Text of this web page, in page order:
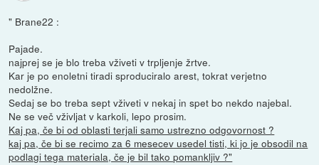
" Brane22 :
Pajade.
najprej se je blo treba vživeti v trpljenje žrtve.
Kar je po enoletni tiradi sproduciralo arest, tokrat verjetno
nedolžne.
Sedaj se bo treba sept vživeti v nekaj in spet bo nekdo najebal.
Ne se več vživljat v karkoli, lepo prosim.
Kaj pa, če bi od oblasti terjali samo ustrezno odgovornost ?
kaj pa, če bi se recimo za 6 mesecev usedel tisti, ki jo je obsodil na
podlagi tega materiala, če je bil tako pomankljiv ?"